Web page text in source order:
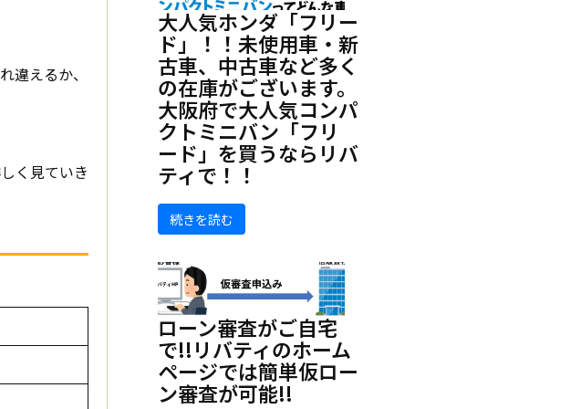
違えるか、
く見ていき
大人気ホンダ「フリー
ド」！！未使用車・新
古車、中古車など多く
の在庫がございます。
大阪府で大人気コンパ
クトミニバン「フリ
ード」を買うならリバ
ティで！！
続きを読む
ローン審査がご自宅
で!!リバティのホーム
ページでは簡単仮ロー
ン審査が可能!!